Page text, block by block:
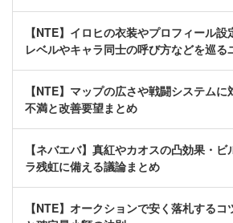
【NTE】イロヒの衣装やプロフィール
レベルやキャラ同士の呼び方などを巡る
【NTE】マップの広さや戦闘システム
不満と改善要望まとめ
【ネバエバ】真紅やカオスの凸効果・
ラ残虹に備える議論まとめ
【NTE】オークションで安く落札する